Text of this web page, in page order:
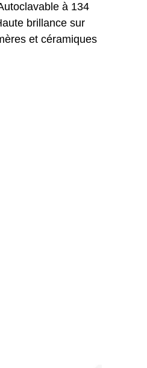
à 134
brillance sur
et céramiques